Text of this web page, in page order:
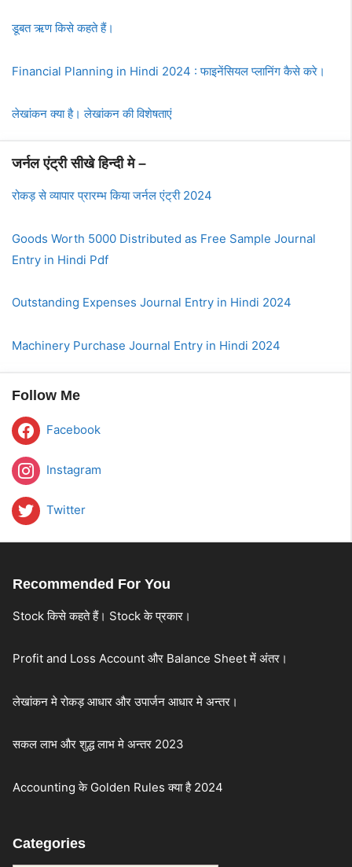
डूबत ऋण किसे कहते हैं।
Financial Planning in Hindi 2024 : फाइनेंसियल प्लानिंग कैसे करे।
लेखांकन क्या है। लेखांकन की विशेषताएं
जर्नल एंट्री सीखे हिन्दी मे –
रोकड़ से व्यापार प्रारम्भ किया जर्नल एंट्री 2024
Goods Worth 5000 Distributed as Free Sample Journal
Entry in Hindi Pdf
Outstanding Expenses Journal Entry in Hindi 2024
Machinery Purchase Journal Entry in Hindi 2024
Follow Me
Facebook
Instagram
Twitter
Recommended For You
Stock किसे कहते हैं। Stock के प्रकार।
Profit and Loss Account और Balance Sheet में अंतर।
लेखांकन मे रोकड़ आधार और उपार्जन आधार मे अन्तर।
सकल लाभ और शुद्ध लाभ मे अन्तर 2023
Accounting के Golden Rules क्या है 2024
Categories